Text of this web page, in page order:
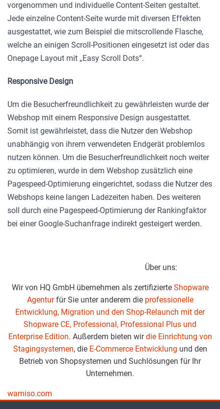
vorgenommen und individuelle Content-Seiten gestaltet.
Jede einzelne Content-Seite wurde mit diversen Effekten
ausgestattet, wie zum Beispiel die mitscrollende Flasche,
welche an einigen Scroll-Positionen eingesetzt ist oder das
Onepage Layout mit „Easy Scroll Dots“.
Responsive Design
Um die Besucherfreundlichkeit zu gewährleisten wurde der
Webshop mit einem Responsive Design ausgestattet.
Somit ist gewährleistet, dass die Nutzer den Webshop
unabhängig von ihrem verwendeten Endgerät problemlos
nutzen können. Um die Besucherfreundlichkeit noch weiter
zu optimieren, wurde in dem Webshop zusätzlich eine
Pagespeed-Optimierung eingerichtet, sodass die Nutzer des
Webshops keine langen Ladezeiten haben. Des weiteren
soll durch eine Pagespeed-Optimierung der Rankingfaktor
bei einer Google-Suchanfrage indirekt gesteigert werden.
Über uns:
Wir von HQ GmbH übernehmen als zertifizierte Shopware
Agenturfür Sie unter anderem die professionelle
Entwicklung, Migration und den Shop-Relaunch mit der
Shopware CE, Professional, Professional Plus und
Enterprise Edition. Außerdem bieten wirdie Einrichtung von
Stagingsystemen, die E-Commerce Entwicklung und den
Betrieb von Shopsystemen und Suchlösungen für Ihr
Unternehmen.
Beitragsnavigation
wamiso.com